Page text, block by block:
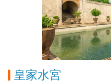
皇家水宮